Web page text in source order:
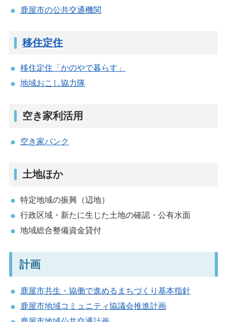
鹿屋市の公共交通機関
移住定住
移住定住「かのやで暮らす」
地域おこし協力隊
空き家利活用
空き家バンク
土地ほか
特定地域の振興（辺地）
行政区域・新たに生じた土地の確認・公有水面
地域総合整備資金貸付
計画
鹿屋市共生・協働で進めるまちづくり基本指針
鹿屋市地域コミュニティ協議会推進計画